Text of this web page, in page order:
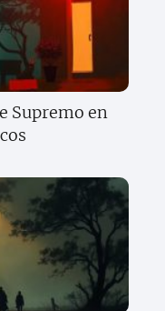
Supremo en